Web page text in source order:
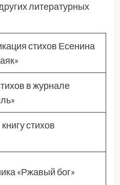
литературных
стихов Есенина
в журнале
стихов
«Ржавый бог»